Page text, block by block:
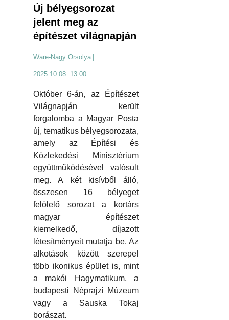
Új bélyegsorozat
jelent meg az
építészet világnapján
Ware-Nagy Orsolya |
2025.10.08. 13:00
Október 6-án, az Építészet
Világnapján került
forgalomba a Magyar Posta
új, tematikus bélyegsorozata,
amely az Építési és
Közlekedési Minisztérium
együttműködésével valósult
meg. A két kisívből álló,
összesen 16 bélyeget
felölelő sorozat a kortárs
magyar építészet
kiemelkedő, díjazott
létesítményeit mutatja be. Az
alkotások között szerepel
több ikonikus épület is, mint
a makói Hagymatikum, a
budapesti Néprajzi Múzeum
vagy a Sauska Tokaj
borászat.